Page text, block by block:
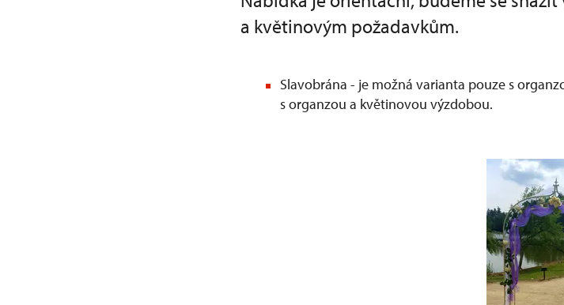
a květinovým požadavkům.
Slavobrána - je možná varianta pouze s
s organzou a květinovou výzdobou.